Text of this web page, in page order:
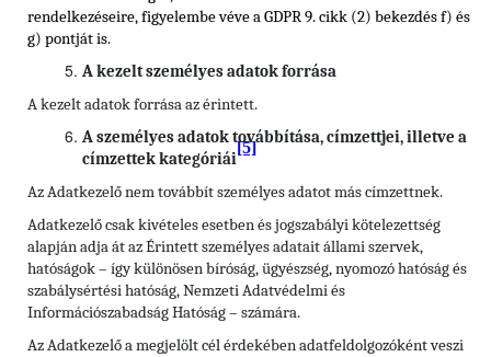
rendelkezéseire, figyelembe véve a GDPR 9. cikk (2) bekezdés f) és
g) pontját is.
A kezelt személyes adatok forrása
A kezelt adatok forrása az érintett.
A személyes adatok továbbítása, címzettjei, illetve a
címzettek kategóriái
[5]
Az Adatkezelő nem továbbít személyes adatot más címzettnek.
Adatkezelő csak kivételes esetben és jogszabályi kötelezettség
alapján adja át az Érintett személyes adatait állami szervek,
hatóságok – így különösen bíróság, ügyészség, nyomozó hatóság és
szabálysértési hatóság, Nemzeti Adatvédelmi és
Információszabadság Hatóság – számára.
Az Adatkezelő a megjelölt cél érdekében adatfeldolgozóként veszi